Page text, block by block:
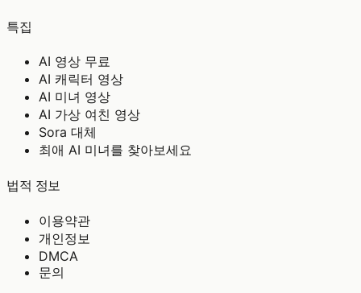
특집
AI 영상 무료
AI 캐릭터 영상
AI 미녀 영상
AI 가상 여친 영상
Sora 대체
최애 AI 미녀를 찾아보세요
법적 정보
이용약관
개인정보
DMCA
문의